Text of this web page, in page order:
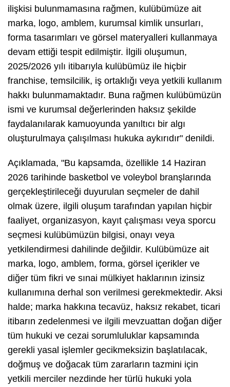
ilişkisi bulunmamasına rağmen, kulübümüze ait
marka, logo, amblem, kurumsal kimlik unsurları,
forma tasarımları ve görsel materyalleri kullanmaya
devam ettiği tespit edilmiştir. İlgili oluşumun,
2025/2026 yılı itibarıyla kulübümüz ile hiçbir
franchise, temsilcilik, iş ortaklığı veya yetkili kullanım
hakkı bulunmamaktadır. Buna rağmen kulübümüzün
ismi ve kurumsal değerlerinden haksız şekilde
faydalanılarak kamuoyunda yanıltıcı bir algı
oluşturulmaya çalışılması hukuka aykırıdır" denildi.
Açıklamada, "Bu kapsamda, özellikle 14 Haziran
2026 tarihinde basketbol ve voleybol branşlarında
gerçekleştirileceği duyurulan seçmeler de dahil
olmak üzere, ilgili oluşum tarafından yapılan hiçbir
faaliyet, organizasyon, kayıt çalışması veya sporcu
seçmesi kulübümüzün bilgisi, onayı veya
yetkilendirmesi dahilinde değildir. Kulübümüze ait
marka, logo, amblem, forma, görsel içerikler ve
diğer tüm fikri ve sınai mülkiyet haklarının izinsiz
kullanımına derhal son verilmesi gerekmektedir. Aksi
halde; marka hakkına tecavüz, haksız rekabet, ticari
itibarın zedelenmesi ve ilgili mevzuattan doğan diğer
tüm hukuki ve cezai sorumluluklar kapsamında
gerekli yasal işlemler gecikmeksizin başlatılacak,
doğmuş ve doğacak tüm zararların tazmini için
yetkili merciler nezdinde her türlü hukuki yola